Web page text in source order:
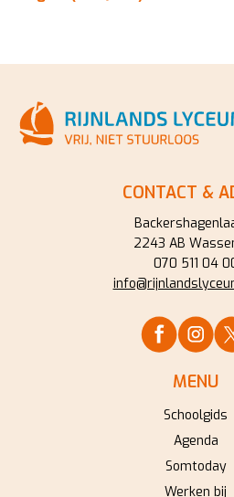
CONTACT &
2243 AB
070 511 04
MENU
Schoolgids
Agenda
Somtoday
Werken bij